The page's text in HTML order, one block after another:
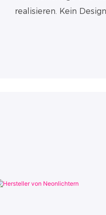
realisieren. Kein